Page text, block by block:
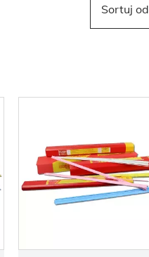
Sortuj od